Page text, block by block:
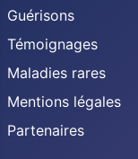
Guérisons
Témoignages
Maladies rares
Mentions légales
Partenaires